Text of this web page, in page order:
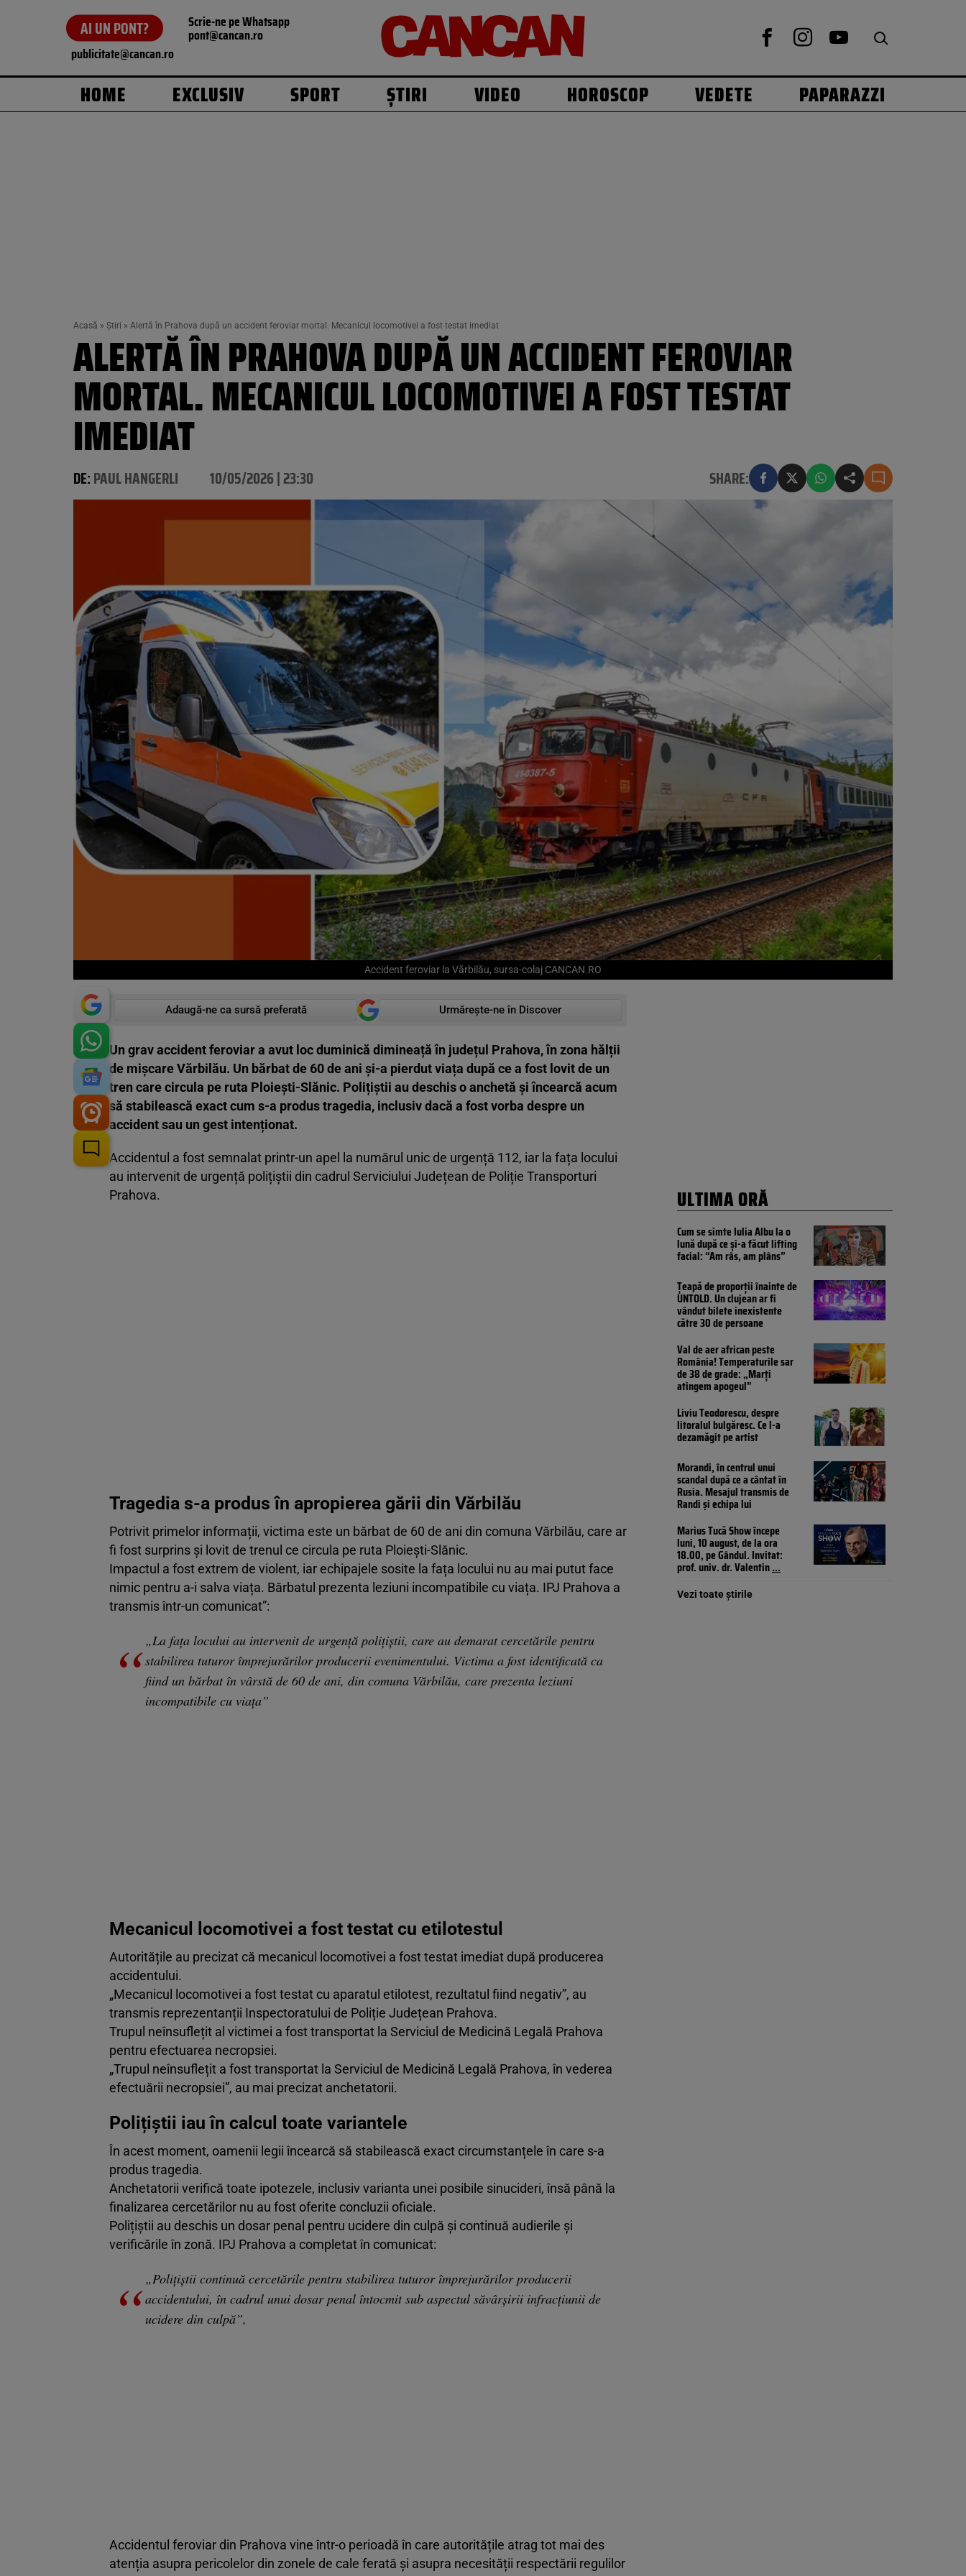
AI UN PONT? Scrie-ne pe Whatsapp
pont@cancan.ro
publicitate@cancan.ro
HOME EXCLUSIV SPORT ȘTIRI VIDEO HOROSCOP VEDETE PAPARAZZI
Acasă » Știri » Alertă în Prahova după un accident feroviar mortal. Mecanicul locomotivei a fost testat imediat
ALERTĂ ÎN PRAHOVA DUPĂ UN ACCIDENT FEROVIAR
MORTAL. MECANICUL LOCOMOTIVEI A FOST TESTAT
IMEDIAT
DE:PAUL HANGERLI 10/05/2026 | 23:30 SHARE:
Accident feroviar la Vărbilău, sursa-colaj CANCAN.RO
Adaugă-ne ca sursă preferată Urmărește-ne în Discover
Un grav accident feroviar a avut loc duminică dimineață în județul Prahova, în zona hălții
de mișcare Vărbilău. Un bărbat de 60 de ani și-a pierdut viața după ce a fost lovit de un
tren care circula pe ruta Ploiești-Slănic. Polițiștii au deschis o anchetă și încearcă acum
să stabilească exact cum s-a produs tragedia, inclusiv dacă a fost vorba despre un
accident sau un gest intenționat.
Accidentul a fost semnalat printr-un apel la numărul unic de urgență 112, iar la fața locului
au intervenit de urgență polițiștii din cadrul Serviciului Județean de Poliție Transporturi
Prahova.
Tragedia s-a produs în apropierea gării din Vărbilău
Potrivit primelor informații, victima este un bărbat de 60 de ani din comuna Vărbilău, care ar
fi fost surprins și lovit de trenul ce circula pe ruta Ploiești-Slănic.
Impactul a fost extrem de violent, iar echipajele sosite la fața locului nu au mai putut face
nimic pentru a-i salva viața. Bărbatul prezenta leziuni incompatibile cu viața. IPJ Prahova a
transmis într-un comunicat”:
„La fața locului au intervenit de urgență polițiștii, care au demarat cercetările pentru
stabilirea tuturor împrejurărilor producerii evenimentului. Victima a fost identificată ca
fiind un bărbat în vârstă de 60 de ani, din comuna Vărbilău, care prezenta leziuni
incompatibile cu viața”
Mecanicul locomotivei a fost testat cu etilotestul
Autoritățile au precizat că mecanicul locomotivei a fost testat imediat după producerea
accidentului.
„Mecanicul locomotivei a fost testat cu aparatul etilotest, rezultatul fiind negativ”, au
transmis reprezentanții Inspectoratului de Poliție Județean Prahova.
Trupul neînsuflețit al victimei a fost transportat la Serviciul de Medicină Legală Prahova
pentru efectuarea necropsiei.
„Trupul neînsuflețit a fost transportat la Serviciul de Medicină Legală Prahova, în vederea
efectuării necropsiei”, au mai precizat anchetatorii.
Polițiștii iau în calcul toate variantele
În acest moment, oamenii legii încearcă să stabilească exact circumstanțele în care s-a
produs tragedia.
Anchetatorii verifică toate ipotezele, inclusiv varianta unei posibile sinucideri, însă până la
finalizarea cercetărilor nu au fost oferite concluzii oficiale.
Polițiștii au deschis un dosar penal pentru ucidere din culpă și continuă audierile și
verificările în zonă. IPJ Prahova a completat în comunicat:
„Polițiștii continuă cercetările pentru stabilirea tuturor împrejurărilor producerii
accidentului, în cadrul unui dosar penal întocmit sub aspectul săvârșirii infracțiunii de
ucidere din culpă”,
Accidentul feroviar din Prahova vine într-o perioadă în care autoritățile atrag tot mai des
atenția asupra pericolelor din zonele de cale ferată și asupra necesității respectării regulilor
ULTIMA ORĂ
Cum se simte Iulia Albu la o
lună după ce și-a făcut lifting
facial: “Am râs, am plâns”
Țeapă de proporții înainte de
UNTOLD. Un clujean ar fi
vândut bilete inexistente
către 30 de persoane
Val de aer african peste
România! Temperaturile sar
de 38 de grade: „Marți
atingem apogeul”
Liviu Teodorescu, despre
litoralul bulgăresc. Ce l-a
dezamăgit pe artist
Morandi, în centrul unui
scandal după ce a cântat în
Rusia. Mesajul transmis de
Randi și echipa lui
Marius Tucă Show începe
luni, 10 august, de la ora
18.00, pe Gândul. Invitat:
prof. univ. dr. Valentin...
Vezi toate știrile